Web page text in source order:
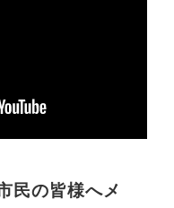
民の皆様へメ